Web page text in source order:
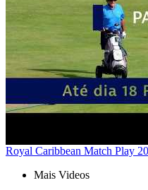
Royal Caribbean Match Play
Mais Videos